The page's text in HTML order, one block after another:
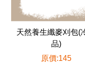
天然養生纖麥刈包(
品)
原價:145